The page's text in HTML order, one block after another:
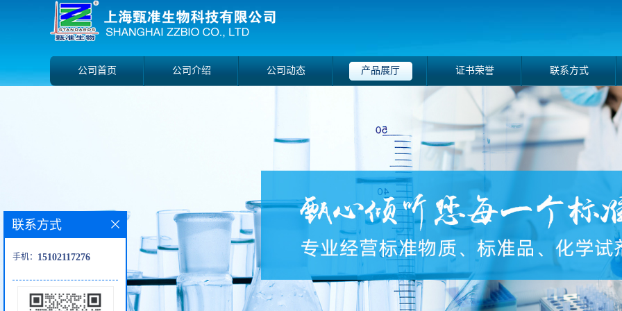
公司首页 公司介绍 公司动态 产品展厅 证书荣誉 联系方式
联系方式
手机： 15102117276